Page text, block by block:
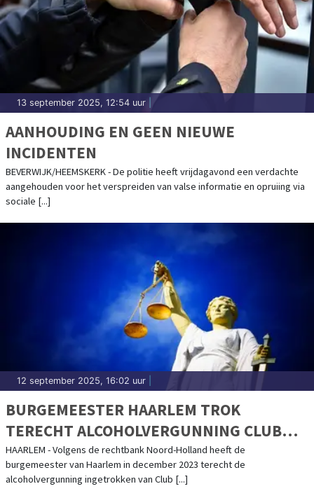
13 september 2025, 12:54 uur
AANHOUDING EN GEEN NIEUWE
INCIDENTEN
BEVERWIJK/HEEMSKERK - De politie heeft vrijdagavond een verdachte
aangehouden voor het verspreiden van valse informatie en opruiing via
sociale [...]
12 september 2025, 16:02 uur
BURGEMEESTER HAARLEM TROK
TERECHT ALCOHOLVERGUNNING CLUB
JUNE IN
HAARLEM - Volgens de rechtbank Noord-Holland heeft de
burgemeester van Haarlem in december 2023 terecht de
alcoholvergunning ingetrokken van Club [...]